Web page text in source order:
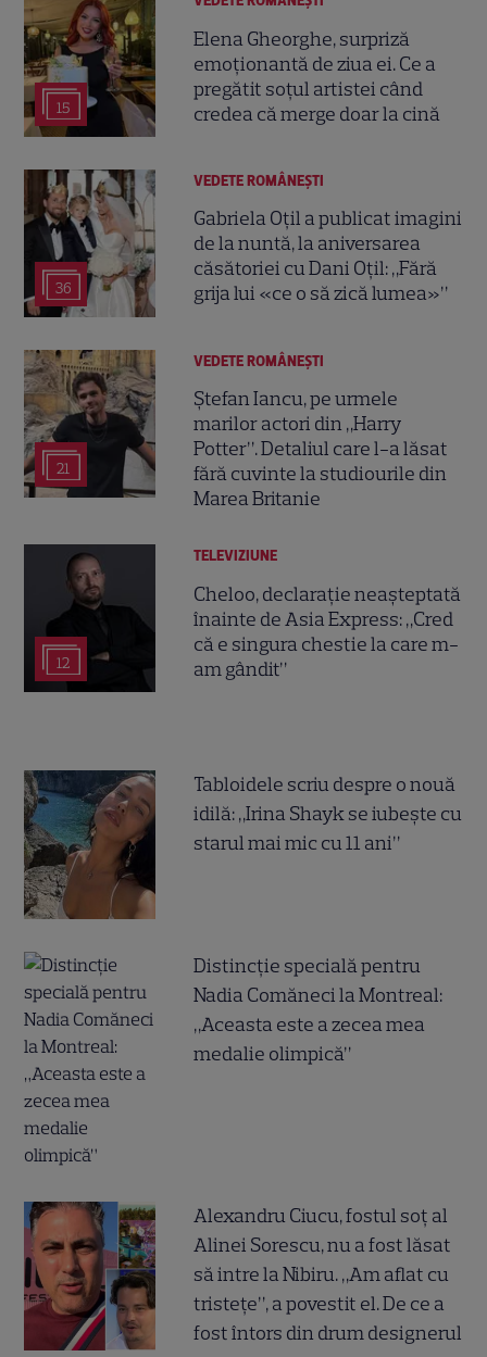
15
Elena Gheorghe, surpriză
emoționantă de ziua ei. Ce a
pregătit soțul artistei când
credea că merge doar la cină
36
VEDETE ROMÂNEŞTI
Gabriela Oțil a publicat imagini
de la nuntă, la aniversarea
căsătoriei cu Dani Oțil: „Fără
grija lui «ce o să zică lumea»”
21
VEDETE ROMÂNEŞTI
Ștefan Iancu, pe urmele
marilor actori din „Harry
Potter”. Detaliul care l-a lăsat
fără cuvinte la studiourile din
Marea Britanie
12
TELEVIZIUNE
Cheloo, declarație neașteptată
înainte de Asia Express: „Cred
că e singura chestie la care m-
am gândit”
Tabloidele scriu despre o nouă
idilă: „Irina Shayk se iubește cu
starul mai mic cu 11 ani”
Distincție specială pentru
Nadia Comăneci la Montreal:
„Aceasta este a zecea mea
medalie olimpică”
Alexandru Ciucu, fostul soț al
Alinei Sorescu, nu a fost lăsat
să intre la Nibiru. „Am aflat cu
tristețe”, a povestit el. De ce a
fost întors din drum designerul